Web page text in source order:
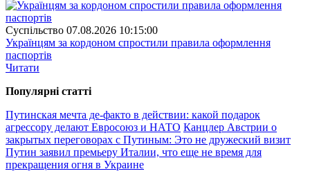
Суспiльство 07.08.2026 10:15:00
Українцям за кордоном спростили правила оформлення
паспортів
Читати
Популярнi статтi
Путинская мечта де-факто в действии: какой подарок
агрессору делают Евросоюз и НАТО Канцлер Австрии о
закрытых переговорах с Путиным: Это не дружеский визит
Путин заявил премьеру Италии, что еще не время для
прекращения огня в Украине